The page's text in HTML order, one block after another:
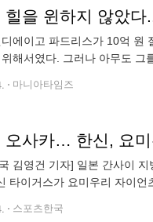
힐을 윈하지 않았
에이고 파드리스가 10억 원
해서였다. 그러나 아무도 그
마니아타임즈
오사카… 한신, 요
김영건 기자] 일본 간사이
타이거스가 요미우리 자이
스포츠한국